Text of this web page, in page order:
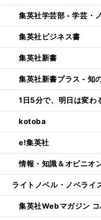
集英社学芸部 - 学芸・
集英社ビジネス書
集英社新書
集英社新書プラス - 知
1日5分で、明日は変
kotoba
e!集英社
情報・知識＆オピニオ
ライトノベル・ノベライ
集英社Webマガジン コ